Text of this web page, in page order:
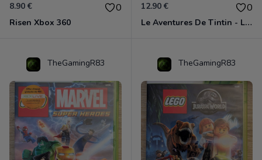
8.90 € 0
Risen Xbox 360
12.90 € 0
Le Aventures De Tintin - Le Secret De La Licorne Xbox 360
TheGamingR83 TheGamingR83